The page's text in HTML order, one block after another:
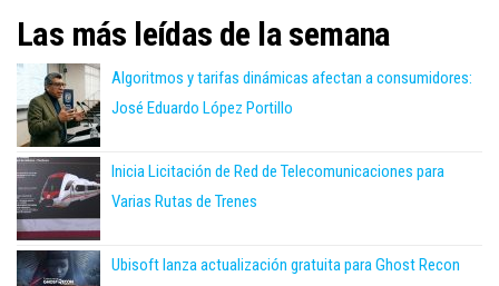
Las más leídas de la semana
Algoritmos y tarifas dinámicas afectan a consumidores:
José Eduardo López Portillo
Inicia Licitación de Red de Telecomunicaciones para
Varias Rutas de Trenes
Ubisoft lanza actualización gratuita para Ghost Recon